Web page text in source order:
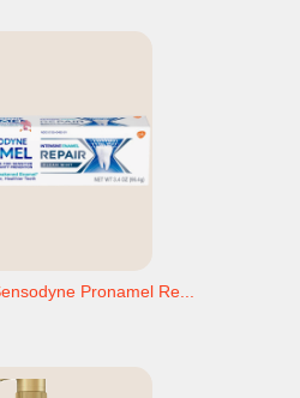
Pronamel Re...